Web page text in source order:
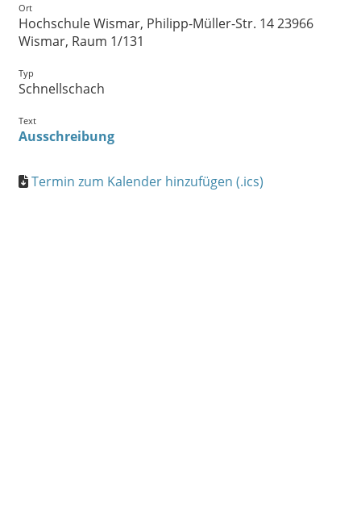
Ort
Hochschule Wismar, Philipp-Müller-Str. 14 23966
Wismar, Raum 1/131
Typ
Schnellschach
Text
Ausschreibung
Termin zum Kalender hinzufügen (.ics)